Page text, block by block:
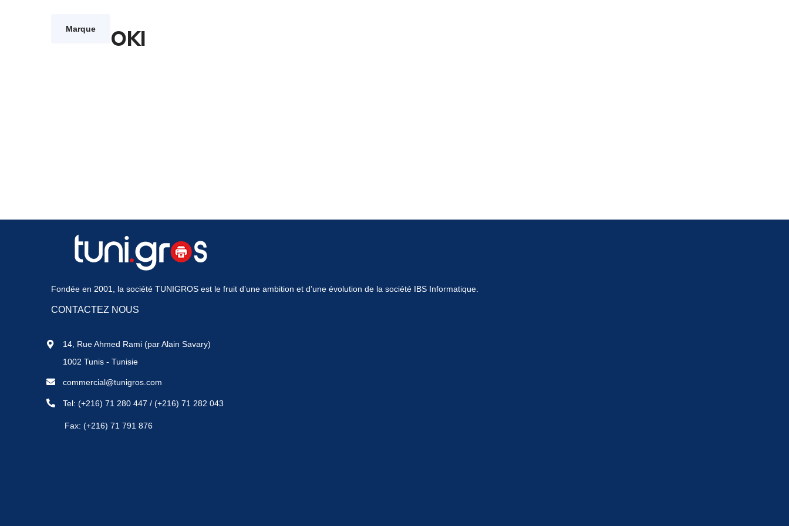
Marque OKI
Fondée en 2001, la société TUNIGROS est le fruit d’une ambition et d’une évolution de la société IBS Informatique.
CONTACTEZ NOUS
14, Rue Ahmed Rami (par Alain Savary)
1002 Tunis - Tunisie
commercial@tunigros.com
Tel: (+216) 71 280 447 / (+216) 71 282 043
Fax: (+216) 71 791 876